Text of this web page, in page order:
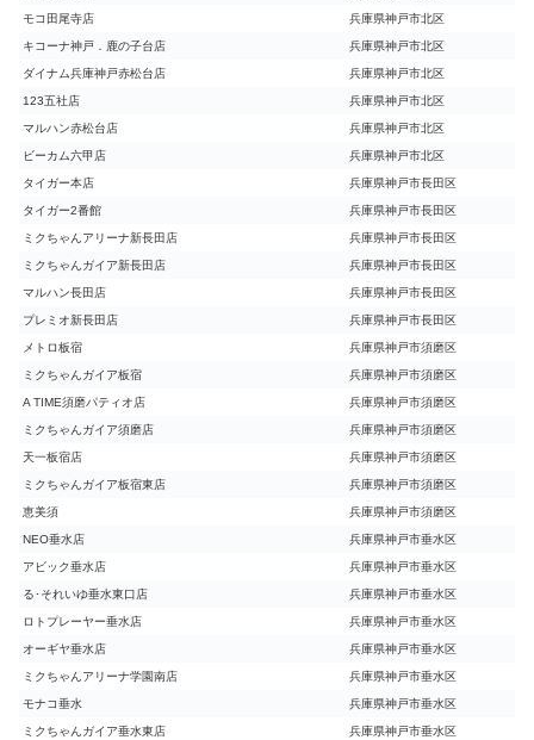
モコ田尾寺店 兵庫県神戸市北区
キコーナ神戸．鹿の子台店 兵庫県神戸市北区
ダイナム兵庫神戸赤松台店 兵庫県神戸市北区
123五社店 兵庫県神戸市北区
マルハン赤松台店 兵庫県神戸市北区
ビーカム六甲店 兵庫県神戸市北区
タイガー本店 兵庫県神戸市長田区
タイガー2番館 兵庫県神戸市長田区
ミクちゃんアリーナ新長田店 兵庫県神戸市長田区
ミクちゃんガイア新長田店 兵庫県神戸市長田区
マルハン長田店 兵庫県神戸市長田区
プレミオ新長田店 兵庫県神戸市長田区
メトロ板宿 兵庫県神戸市須磨区
ミクちゃんガイア板宿 兵庫県神戸市須磨区
A TIME須磨パティオ店 兵庫県神戸市須磨区
ミクちゃんガイア須磨店 兵庫県神戸市須磨区
天一板宿店 兵庫県神戸市須磨区
ミクちゃんガイア板宿東店 兵庫県神戸市須磨区
恵美須 兵庫県神戸市須磨区
NEO垂水店 兵庫県神戸市垂水区
アビック垂水店 兵庫県神戸市垂水区
る･それいゆ垂水東口店 兵庫県神戸市垂水区
ロトプレーヤー垂水店 兵庫県神戸市垂水区
オーギヤ垂水店 兵庫県神戸市垂水区
ミクちゃんアリーナ学園南店 兵庫県神戸市垂水区
モナコ垂水 兵庫県神戸市垂水区
ミクちゃんガイア垂水東店 兵庫県神戸市垂水区